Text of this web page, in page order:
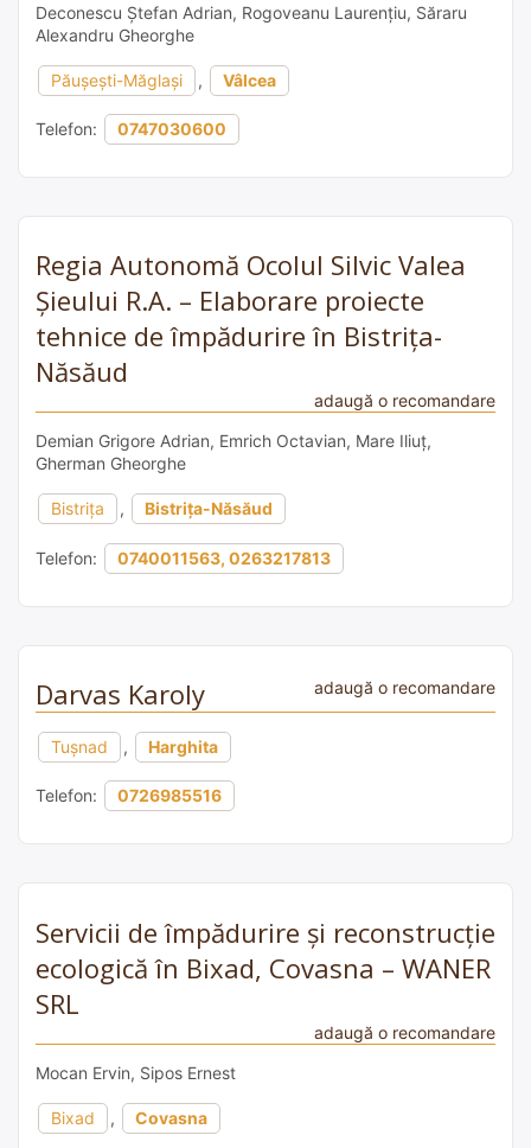
Deconescu Ștefan Adrian, Rogoveanu Laurențiu, Săraru
Alexandru Gheorghe
Păușești-Măglași , Vâlcea
Telefon: 0747030600
Regia Autonomă Ocolul Silvic Valea
Șieului R.A. – Elaborare proiecte
tehnice de împădurire în Bistrița-
Năsăud
adaugă o recomandare
Demian Grigore Adrian, Emrich Octavian, Mare Iliuț,
Gherman Gheorghe
Bistrița , Bistrița-Năsăud
Telefon: 0740011563, 0263217813
Darvas Karoly adaugă o recomandare
Tușnad , Harghita
Telefon: 0726985516
Servicii de împădurire și reconstrucție
ecologică în Bixad, Covasna – WANER
SRL
adaugă o recomandare
Mocan Ervin, Sipos Ernest
Bixad , Covasna